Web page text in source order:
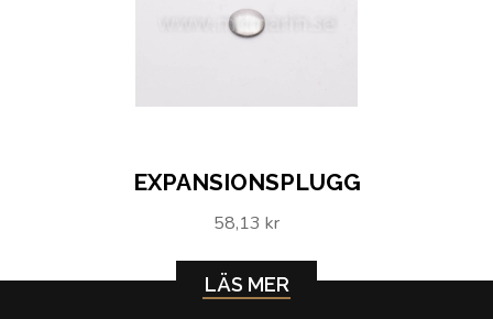
EXPANSIONSPLUGG
58,13 kr
LÄS MER